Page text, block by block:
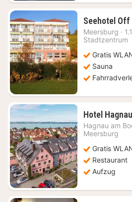
Seehotel Off
Meersburg ·
Stadtzentrum
Gratis
Sauna
Hotel
Hagnau am
Meersburg
Gratis
Restaurant
Aufzug